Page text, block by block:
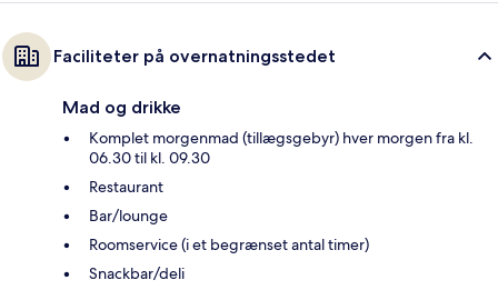
Faciliteter på overnatningsstedet
Mad og drikke
Komplet morgenmad (tillægsgebyr) hver morgen fra kl.
06.30 til kl. 09.30
Restaurant
Bar/lounge
Roomservice (i et begrænset antal timer)
Snackbar/deli